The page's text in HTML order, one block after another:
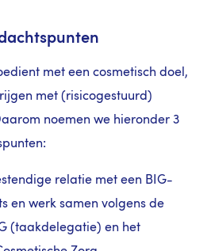
met een cosmetisch doel,
met (risicogestuurd)
noemen we hieronder 3
relatie met een BIG-
en werk samen volgens de
(taakdelegatie) en het